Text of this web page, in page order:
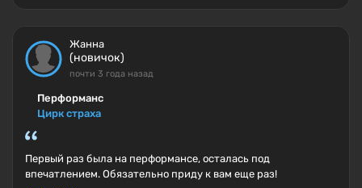
Жанна
(новичок)
почти 3 года назад
Перформанс
Цирк страха
Первый раз была на перформансе, осталась под
впечатлением. Обязательно приду к вам еще раз!